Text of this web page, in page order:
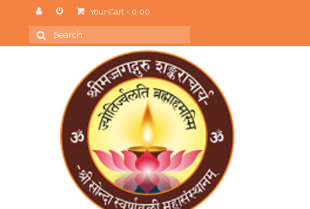
Your Cart- 0.00
Search
for: